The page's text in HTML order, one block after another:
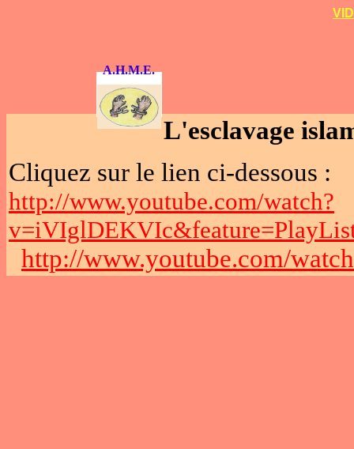
A.H.M.E.
L'esclavage
Cliquez sur le lien ci-dessous :
http://www.youtube.com/watch?
http://www.youtube.com/